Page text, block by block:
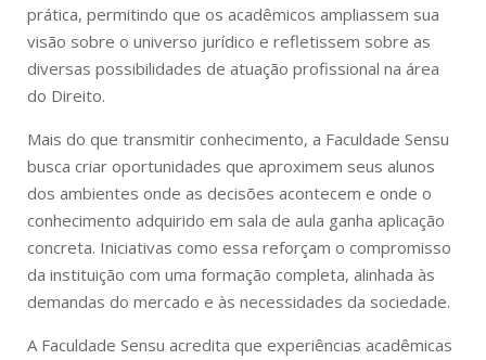
prática, permitindo que os acadêmicos ampliassem sua
visão sobre o universo jurídico e refletissem sobre as
diversas possibilidades de atuação profissional na área
do Direito.
Mais do que transmitir conhecimento, a Faculdade Sensu
busca criar oportunidades que aproximem seus alunos
dos ambientes onde as decisões acontecem e onde o
conhecimento adquirido em sala de aula ganha aplicação
concreta. Iniciativas como essa reforçam o compromisso
da instituição com uma formação completa, alinhada às
demandas do mercado e às necessidades da sociedade.
A Faculdade Sensu acredita que experiências acadêmicas